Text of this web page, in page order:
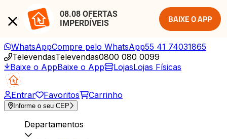
08.08 OFERTAS
IMPERDÍVEIS
BAIXE O APP
WhatsAppCompre pelo WhatsApp55 41 74031865
TelevendasTelevendas0800 080 0099
Baixe o AppBaixe o App LojasLojas Físicas
Entrar Favoritos Carrinho
Informe o seu CEP
Departamentos